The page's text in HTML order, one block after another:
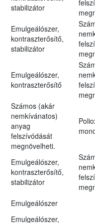
stabilizátor
Emulgeálószer,
kontraszterősítő,
stabilizátor
Emulgeálószer,
kontraszterősítő
Számos (akár
nemkívánatos)
anyag
felszívódását
megnövelheti.
Emulgeálószer,
kontraszterősítő,
stabilizátor
Emulgeálószer
Emulgeálószer,